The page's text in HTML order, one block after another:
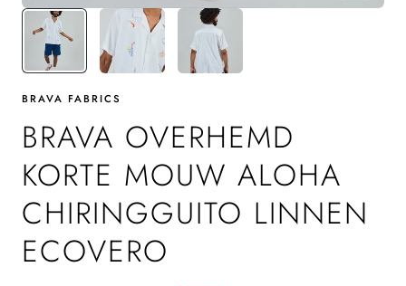
BRAVA FABRICS
BRAVA OVERHEMD
KORTE MOUW ALOHA
CHIRINGGUITO LINNEN
ECOVERO